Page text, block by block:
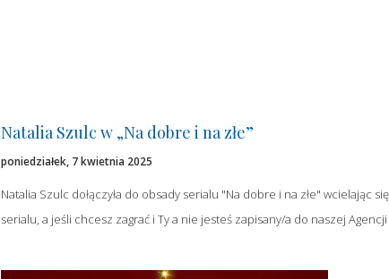
Natalia Szulc w „Na dobre i na złe”
poniedziałek, 7 kwietnia 2025
Natalia Szulc dołączyła do obsady serialu "Na dobre i na złe" wcielając
serialu, a jeśli chcesz zagrać i Ty a nie jesteś zapisany/a do naszej